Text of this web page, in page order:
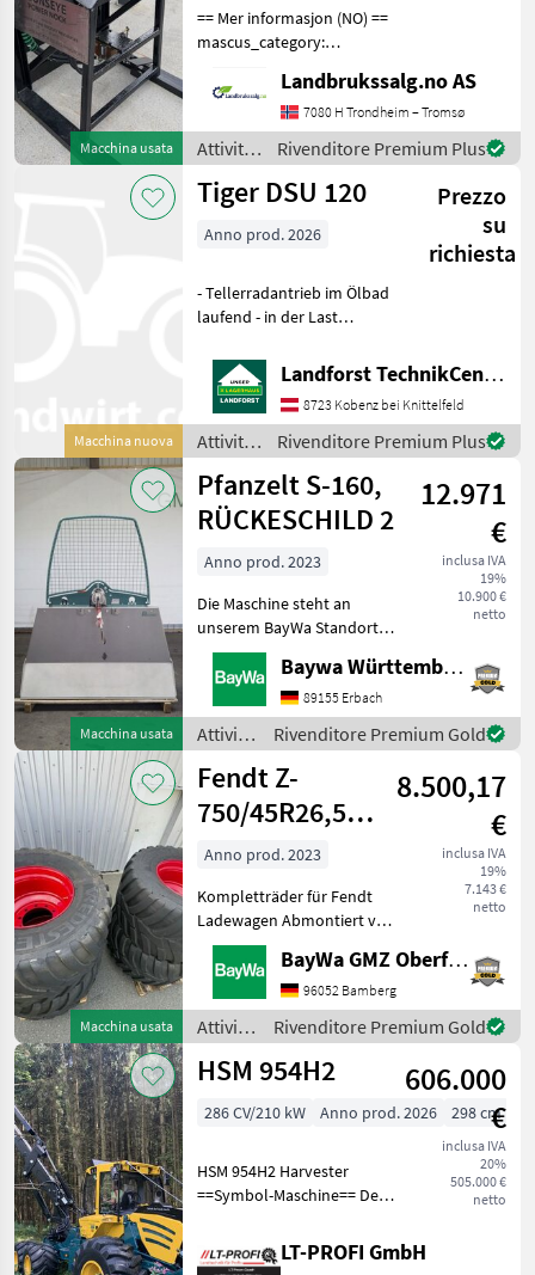
Macchina usata
== Mer informasjon (NO) ==
mascus_category:
merke: Bonseye Please
provide reference number
upon request: 9462 See
en.landbrukssalg.no/9462
Landbrukssalg.no AS
7080 H Trondheim – Tromsø
Attività
forestali
e
del
Sonstige
Rivenditore Premium Plus
Macchina nuova
Tiger DSU 120
Prezzo
su
richiesta
Anno prod. 2026
- Tellerradantrieb im Ölbad
laufend - in der Last
Untersetzung - hydr.
Eigenversorgung Marke
Bosch - Elektrosteuerung
Standard Plus und Zweite
Landforst TechnikCenter Knittelfeld
8723 Kobenz bei Knittelfeld
Attività
forestali
e
lavorazione
del
legno /
Rivenditore Premium Plus
Macchina usata
Pfanzelt S-160,
RÜCKESCHILD 2
12.971
€
inclusa IVA
19%
10.900 €
netto
Anno prod. 2023
Die Maschine steht an
unserem BayWa Standort in
DE-89155 Erbach.Gerne
steht Ihnen Herr Straub
unter Tel.: 07305 173 52 für
Ihre Anfrage zur
Verfügung!Pfanzelt DWS 16
Baywa Württemberg
89155 Erbach
Attività
forestali
e
lavorazione
del
legno /
Rivenditore Premium Gold
Macchina usata
Fendt Z-
750/45R26,5
VREDESTEIN
FLOT
8.500,17
€
inclusa IVA
19%
7.143 €
netto
Anno prod. 2023
Kompletträder für Fendt
Ladewagen Abmontiert von
TIGO 75XR.Standort der
Räder BayWa Münchberg.
Attività forestali e
lavorazione del legno Altre
macchine forestali e
BayWa GMZ Oberfranken
96052 Bamberg
Attività
forestali
e
del
Fendt
Rivenditore Premium Gold
HSM 954H2
606.000
€
inclusa IVA
20%
505.000 €
netto
286 CV/210 kW Anno prod. 2026 298 cm
HSM 954H2 Harvester
==Symbol-Maschine== Der
agiler und kompakter 6-
Rad-Harvester, der speziell
LT-PROFI GmbH